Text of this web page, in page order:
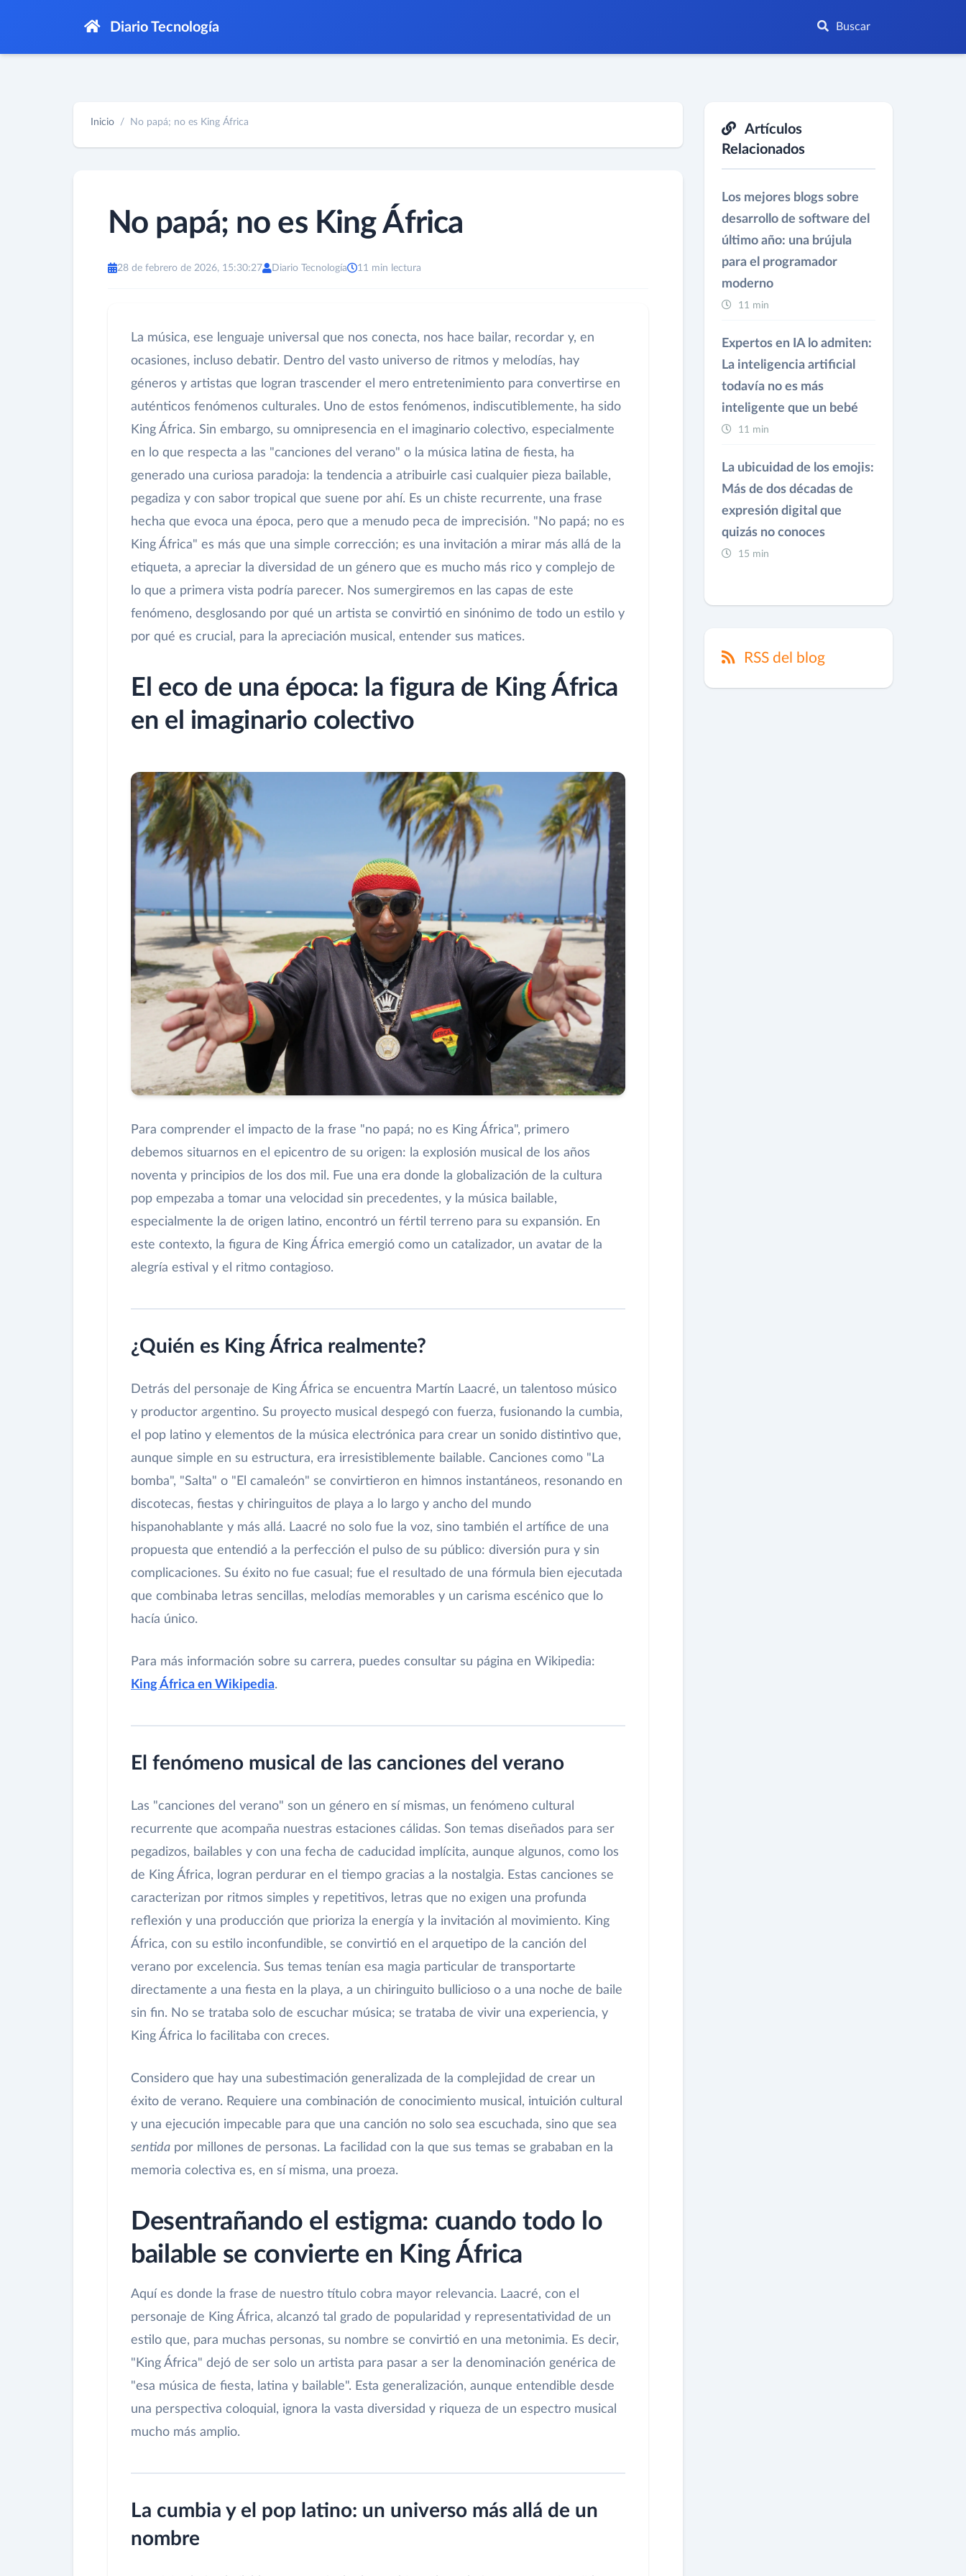
Diario Tecnología Buscar
Inicio No papá; no es King África
No papá; no es King África
28 de febrero de 2026, 15:30:27 Diario Tecnología 11 min lectura
La música, ese lenguaje universal que nos conecta, nos hace bailar, recordar y, en
ocasiones, incluso debatir. Dentro del vasto universo de ritmos y melodías, hay
géneros y artistas que logran trascender el mero entretenimiento para convertirse en
auténticos fenómenos culturales. Uno de estos fenómenos, indiscutiblemente, ha sido
King África. Sin embargo, su omnipresencia en el imaginario colectivo, especialmente
en lo que respecta a las "canciones del verano" o la música latina de fiesta, ha
generado una curiosa paradoja: la tendencia a atribuirle casi cualquier pieza bailable,
pegadiza y con sabor tropical que suene por ahí. Es un chiste recurrente, una frase
hecha que evoca una época, pero que a menudo peca de imprecisión. "No papá; no es
King África" es más que una simple corrección; es una invitación a mirar más allá de la
etiqueta, a apreciar la diversidad de un género que es mucho más rico y complejo de
lo que a primera vista podría parecer. Nos sumergiremos en las capas de este
fenómeno, desglosando por qué un artista se convirtió en sinónimo de todo un estilo y
por qué es crucial, para la apreciación musical, entender sus matices.
El eco de una época: la figura de King África
en el imaginario colectivo
Para comprender el impacto de la frase "no papá; no es King África", primero
debemos situarnos en el epicentro de su origen: la explosión musical de los años
noventa y principios de los dos mil. Fue una era donde la globalización de la cultura
pop empezaba a tomar una velocidad sin precedentes, y la música bailable,
especialmente la de origen latino, encontró un fértil terreno para su expansión. En
este contexto, la figura de King África emergió como un catalizador, un avatar de la
alegría estival y el ritmo contagioso.
¿Quién es King África realmente?
Detrás del personaje de King África se encuentra Martín Laacré, un talentoso músico
y productor argentino. Su proyecto musical despegó con fuerza, fusionando la cumbia,
el pop latino y elementos de la música electrónica para crear un sonido distintivo que,
aunque simple en su estructura, era irresistiblemente bailable. Canciones como "La
bomba", "Salta" o "El camaleón" se convirtieron en himnos instantáneos, resonando en
discotecas, fiestas y chiringuitos de playa a lo largo y ancho del mundo
hispanohablante y más allá. Laacré no solo fue la voz, sino también el artífice de una
propuesta que entendió a la perfección el pulso de su público: diversión pura y sin
complicaciones. Su éxito no fue casual; fue el resultado de una fórmula bien ejecutada
que combinaba letras sencillas, melodías memorables y un carisma escénico que lo
hacía único.
Para más información sobre su carrera, puedes consultar su página en Wikipedia:
King África en Wikipedia.
El fenómeno musical de las canciones del verano
Las "canciones del verano" son un género en sí mismas, un fenómeno cultural
recurrente que acompaña nuestras estaciones cálidas. Son temas diseñados para ser
pegadizos, bailables y con una fecha de caducidad implícita, aunque algunos, como los
de King África, logran perdurar en el tiempo gracias a la nostalgia. Estas canciones se
caracterizan por ritmos simples y repetitivos, letras que no exigen una profunda
reflexión y una producción que prioriza la energía y la invitación al movimiento. King
África, con su estilo inconfundible, se convirtió en el arquetipo de la canción del
verano por excelencia. Sus temas tenían esa magia particular de transportarte
directamente a una fiesta en la playa, a un chiringuito bullicioso o a una noche de baile
sin fin. No se trataba solo de escuchar música; se trataba de vivir una experiencia, y
King África lo facilitaba con creces.
Considero que hay una subestimación generalizada de la complejidad de crear un
éxito de verano. Requiere una combinación de conocimiento musical, intuición cultural
y una ejecución impecable para que una canción no solo sea escuchada, sino que sea
sentida por millones de personas. La facilidad con la que sus temas se grababan en la
memoria colectiva es, en sí misma, una proeza.
Desentrañando el estigma: cuando todo lo
bailable se convierte en King África
Aquí es donde la frase de nuestro título cobra mayor relevancia. Laacré, con el
personaje de King África, alcanzó tal grado de popularidad y representatividad de un
estilo que, para muchas personas, su nombre se convirtió en una metonimia. Es decir,
"King África" dejó de ser solo un artista para pasar a ser la denominación genérica de
"esa música de fiesta, latina y bailable". Esta generalización, aunque entendible desde
una perspectiva coloquial, ignora la vasta diversidad y riqueza de un espectro musical
mucho más amplio.
La cumbia y el pop latino: un universo más allá de un
nombre
Artículos
Relacionados
Los mejores blogs sobre
desarrollo de software del
último año: una brújula
para el programador
moderno
11 min
Expertos en IA lo admiten:
La inteligencia artificial
todavía no es más
inteligente que un bebé
11 min
La ubicuidad de los emojis:
Más de dos décadas de
expresión digital que
quizás no conoces
15 min
RSS del blog